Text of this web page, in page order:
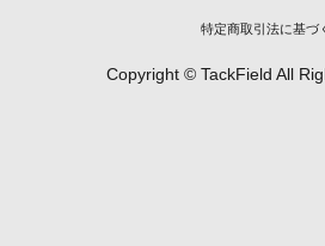
特定商取引法に基づ
Copyright © TackField All